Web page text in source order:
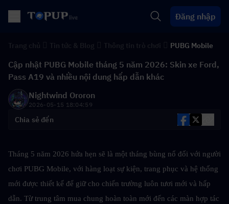
Đăng nhập
PUBG Mobile
Cập nhật PUBG Mobile tháng 5 năm 2026: Skin xe Ford,
Pass A19 và nhiều nội dung hấp dẫn khác
Nightwind Ororon
2026-05-15 18:04:59
Chia sẻ đến
Tháng 5 năm 2026 hứa hẹn sẽ là một tháng bùng nổ đối với người
chơi PUBG Mobile, với hàng loạt sự kiện, trang phục và hệ thống
mới được thiết kế để giữ cho chiến trường luôn tươi mới và hấp
dẫn. Từ trung tâm mua chung hoàn toàn mới đến các màn hợp tác